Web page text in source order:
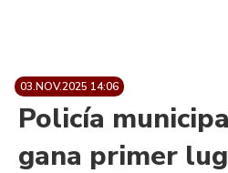
03.NOV.2025 14:06
Policía
gana primer